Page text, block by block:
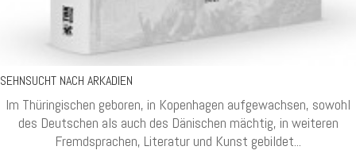
SEHNSUCHT NACH ARKADIEN
Im Thüringischen geboren, in Kopenhagen aufgewachsen, sowohl
des Deutschen als auch des Dänischen mächtig, in weiteren
Fremdsprachen, Literatur und Kunst gebildet...